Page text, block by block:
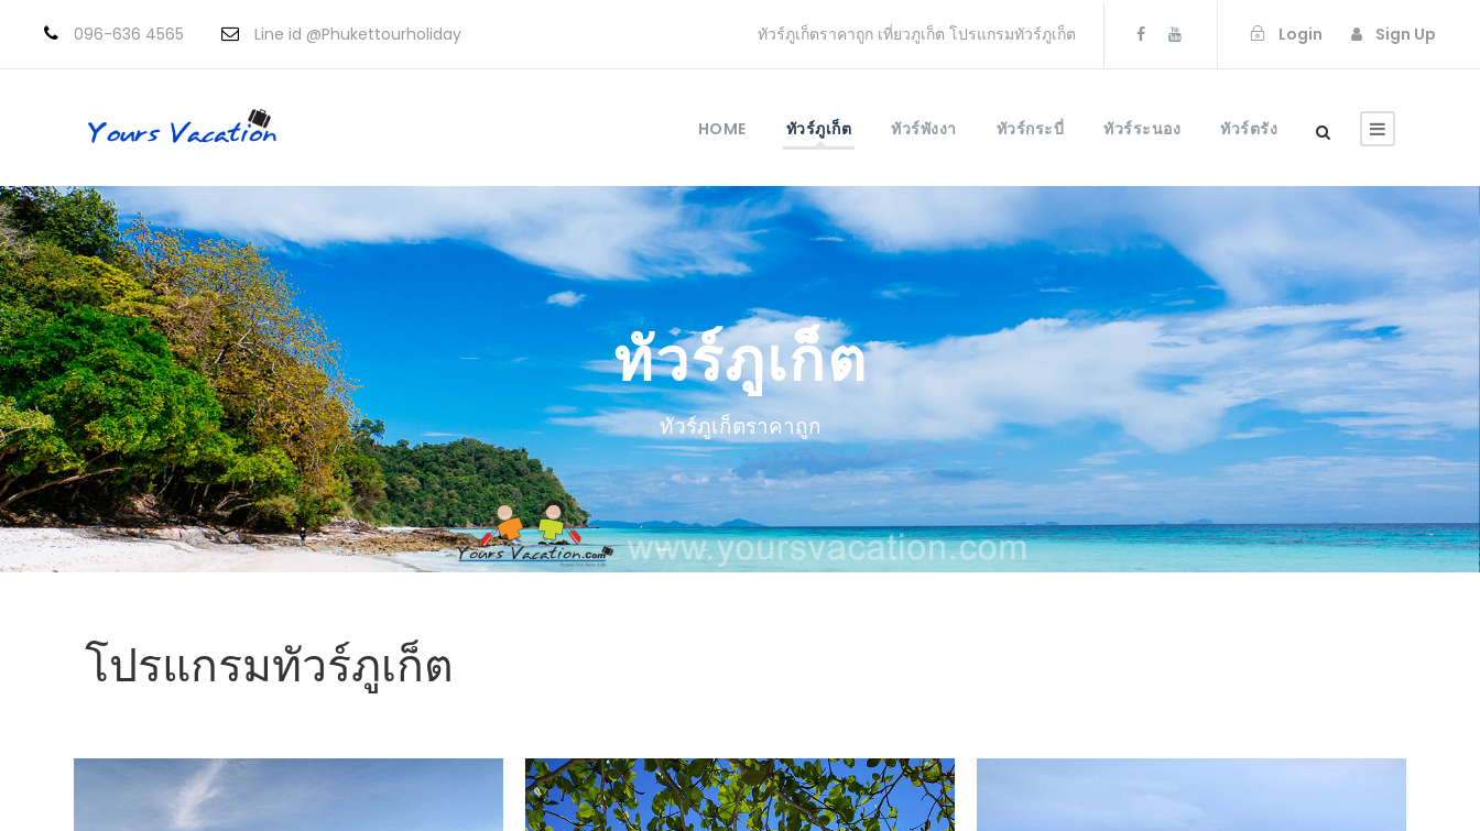
096-636 4565 Line id @Phukettourholiday ทัวร์ภูเก็ตราคาถูก เที่ยวภูเก็ต โปรแกรมทัวร์ภูเก็ต Login Sign Up
HOME ทัวร์ภูเก็ต ทัวร์พังงา ทัวร์กระบี่ ทัวร์ระนอง ทัวร์ตรัง
ทัวร์ภูเก็ต
ทัวร์ภูเก็ตราคาถูก
โปรแกรมทัวร์ภูเก็ต